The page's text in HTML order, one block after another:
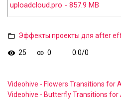
uploadcloud.pro - 857.9 MB
Эффекты проекты для after
25 0 0.0/0
Videohive - Flowers Transitions for
Videohive - Butterfly Transitions